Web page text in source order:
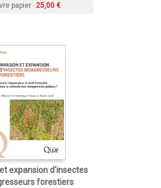
papier 25,00 €
expansion d'insectes
forestiers